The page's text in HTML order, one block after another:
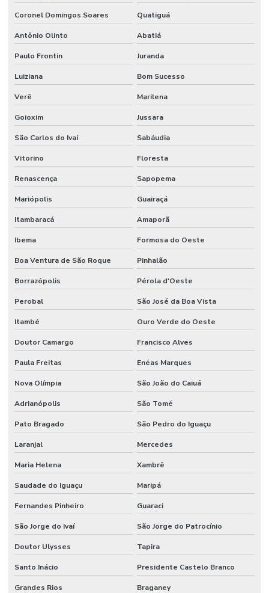
Coronel Domingos Soares Quatiguá
Antônio Olinto Abatiá
Paulo Frontin Juranda
Luiziana Bom Sucesso
Verê Marilena
Goioxim Jussara
São Carlos do Ivaí Sabáudia
Vitorino Floresta
Renascença Sapopema
Mariópolis Guairaçá
Itambaracá Amaporã
Ibema Formosa do Oeste
Boa Ventura de São Roque Pinhalão
Borrazópolis Pérola d'Oeste
Perobal São José da Boa Vista
Itambé Ouro Verde do Oeste
Doutor Camargo Francisco Alves
Paula Freitas Enéas Marques
Nova Olímpia São João do Caiuá
Adrianópolis São Tomé
Pato Bragado São Pedro do Iguaçu
Laranjal Mercedes
Maria Helena Xambrê
Saudade do Iguaçu Maripá
Fernandes Pinheiro Guaraci
São Jorge do Ivaí São Jorge do Patrocínio
Doutor Ulysses Tapira
Santo Inácio Presidente Castelo Branco
Grandes Rios Braganey